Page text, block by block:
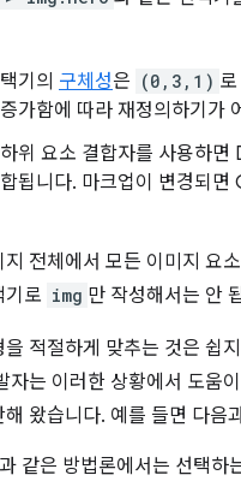
기의 구체성은 (0,3,1)
가함에 따라 재정의하기가
위 요소 결합자를 사용하
됩니다. 마크업이 변경되면
지 전체에서 모든 이미지 요
기로 img 만 작성해서는 안
을 적절하게 맞추는 것은 쉽
자는 이러한 상황에서 도움
해 왔습니다. 예를 들면 다음
같은 방법론에서는 선택하